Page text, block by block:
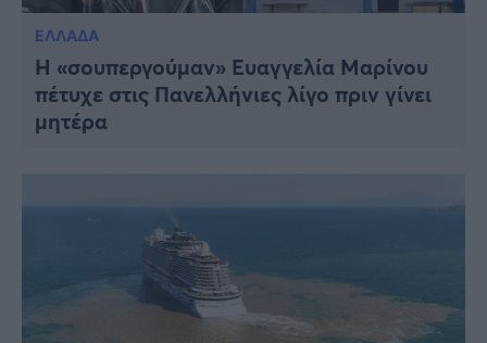
ΕΛΛΑΔΑ
Η «σουπεργούμαν» Ευαγγελία Μαρίνου
πέτυχε στις Πανελλήνιες λίγο πριν γίνει
μητέρα